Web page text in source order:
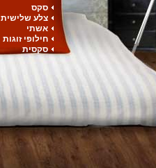
סקס
צלע שלישית
אשתי
חילופי זוגות
סקסית